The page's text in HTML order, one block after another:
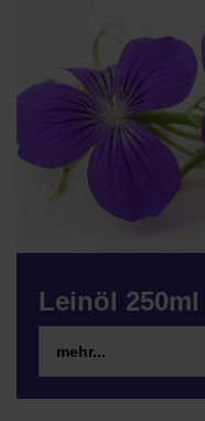
Leinöl
mehr...